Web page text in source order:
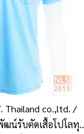
Thailand co.,ltd. /
น์รับตัดเสื้อโปโลทุก